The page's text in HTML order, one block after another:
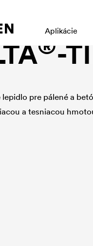
Aplikácie
®-
pre pálené a
a tesniacou